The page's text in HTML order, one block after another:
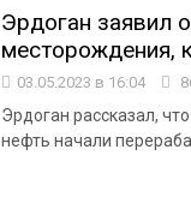
Эрдоган заявил
месторождения,
03.05.2023 в 16:04
Эрдоган рассказал,
нефть начали